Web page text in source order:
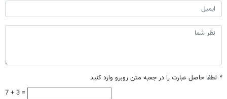
* لطفا حاصل عبارت را در جعبه متن روبرو وارد کنید
7 + 3 =